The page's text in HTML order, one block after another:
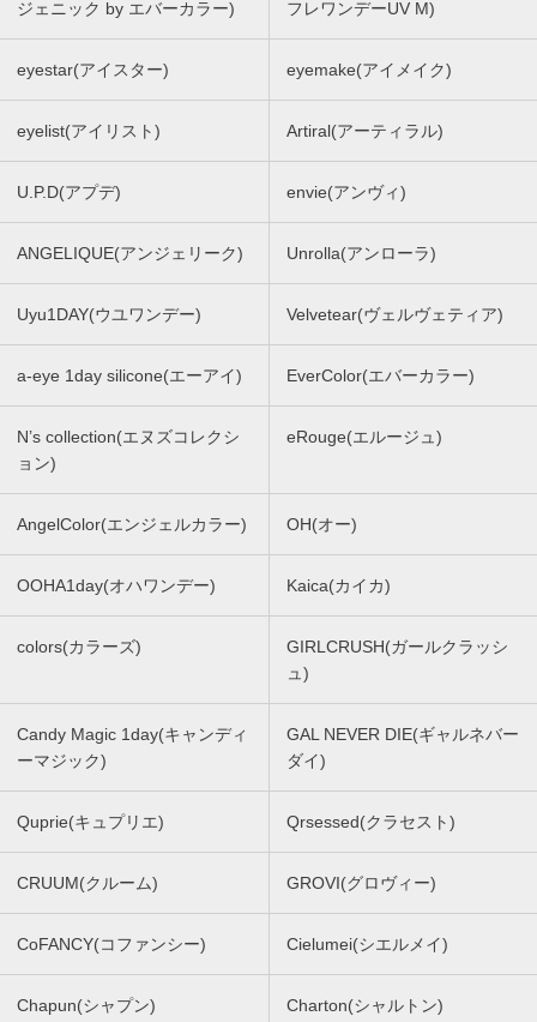
ジェニック by エバーカラー) フレワンデーUV M)
eyestar(アイスター) eyemake(アイメイク)
eyelist(アイリスト) Artiral(アーティラル)
U.P.D(アプデ) envie(アンヴィ)
ANGELIQUE(アンジェリーク) Unrolla(アンローラ)
Uyu1DAY(ウユワンデー) Velvetear(ヴェルヴェティア)
a-eye 1day silicone(エーアイ) EverColor(エバーカラー)
N’s collection(エヌズコレクシ
ョン)
eRouge(エルージュ)
AngelColor(エンジェルカラー) OH(オー)
OOHA1day(オハワンデー) Kaica(カイカ)
colors(カラーズ)
GIRLCRUSH(ガールクラッシ
ュ)
Candy Magic 1day(キャンディ
ーマジック)
GAL NEVER DIE(ギャルネバー
ダイ)
Quprie(キュプリエ) Qrsessed(クラセスト)
CRUUM(クルーム) GROVI(グロヴィー)
CoFANCY(コファンシー) Cielumei(シエルメイ)
Chapun(シャプン) Charton(シャルトン)